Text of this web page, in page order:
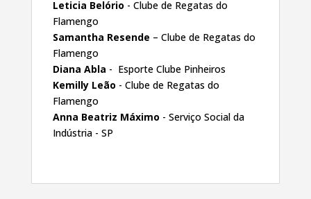
Leticia Belório - Clube de Regatas do
Flamengo
Samantha Resende – Clube de Regatas do
Flamengo
Diana Abla - Esporte Clube Pinheiros
Kemilly Leão - Clube de Regatas do
Flamengo
Anna Beatriz Máximo - Serviço Social da
Indústria - SP